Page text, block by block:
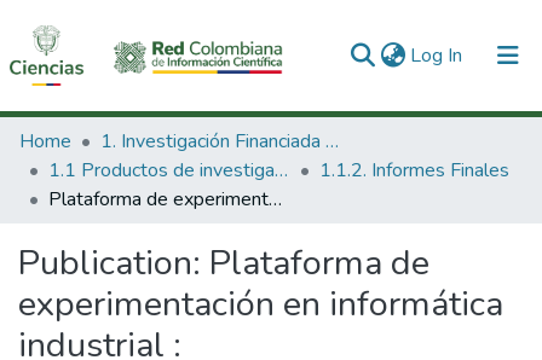
Log In (current)
Communities & Collections
All of DSpace
Home
1. Investigación Financiada con Recursos Públicos
1.1 Productos de investigación
1.1.2. Informes Finales
Plataforma de experimentación en informática industrial :
Publication: Plataforma de
experimentación en informática
industrial :